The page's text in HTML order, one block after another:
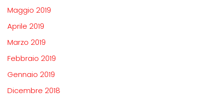
Maggio 2019
Aprile 2019
Marzo 2019
Febbraio 2019
Gennaio 2019
Dicembre 2018